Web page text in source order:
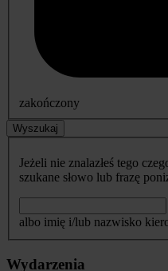
zakończony
Wyszukaj
Jeżeli nie znalazłeś tego
szukane słowo lub frazę
albo imię i/lub nazwisko
Wydarzenia